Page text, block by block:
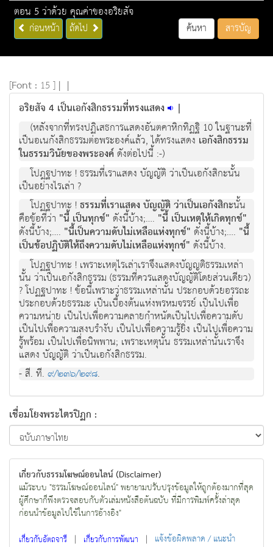
ตอน 5 ว่าด้วย คุณค่าของอริยสัจ
ก่อนหน้า ถัดไป ค้นหา สารบัญ
[Font : 15 ] | |
อริยสัจ 4 เป็นเอกังสิกธรรมที่ทรงแสดง |
(หลังจากที่ทรงปฏิเสธการแสดงอันตคาหิกทิฏฐิ 10 ในฐานะที่
เปนอเนกังสิกธรรมตอพระองคแลว, ไดทรงแสดง เอกังสิกธรรม
ในธรรมวินัยของพระองคดังตอไปนี้ :-)
โปฎฐปาทะ ! ธรรมที่เราแสดง บัญญัติ วาเปนเอกังสิกะนั้น
เปนอยางไรเลา ?
โปฏฐปาทะ !ธรรมที่เราแสดง บัญญัติ วาเปนเอกังสิกะนั้น
คือขอที่วา "นี้ เปนทุกข" ดังนี้บาง;…. "นี้ เปนเหตุใหเกิดทุกข"
ดังนี้บาง;…. "นี้เปนความดับไมเหลือแหงทุกข" ดังนี้บาง;…. "นี้
เปนขอปฏิบัติใหถึงความดับไมเหลือแหงทุกข" ดังนี้บาง.
โปฏฐปาทะ ! เพราะเหตุไรเลาเราจึงแสดงบัญญติธรรมเหลา
นั้น วาเปนเอกังสิกธรรม (ธรรมที่ควรแสดงบัญญัติโดยสวนเดียว)
? โปฏฐปาทะ ! ขอนี้เพราะวาธรรมเหลานั้น ประกอบดวยอรรถะ
ประกอบดวยธรรมะ เปนเบื้องตนแหงพรหมจรรย เปนไปเพื่อ
ความหนาย เปนไปเพื่อความคลายกําหนัดเปนไปเพื่อความดับ
เปนไปเพื่อความสงบรํางับ เปนไปเพื่อความรูยิ่ง เปนไปเพื่อความ
รูพรอม เปนไปเพื่อนิพพาน; เพราะเหตุนั้น ธรรมเหลานั้นเราจึง
แสดง บัญญัติ วาเปนเอกังสิกธรรม.
- สี. ที. ๙/๒๓๖/๒๙๘.
เชื่อมโยงพระไตรปิฏก :
เกี่ยวกับธรรมโฆษณ์ออนไลน์ (Disclaimer)
แม้ระบบ "ธรรมโฆษณ์ออนไลน์" พยายามปรับปรุงข้อมูลให้ถูกต้องมากที่สุด
ผู้ศึกษาก็พึงตรวจสอบกับตัวเล่มหนังสือต้นฉบับ ที่มีการพิมพ์ครั้งล่าสุด
ก่อนนำข้อมูลไปใช้ในการอ้างอิง"
เกี่ยวกับอัตถจารี | เกี่ยวกับการพัฒนา | แจ้งข้อผิดพลาด / แนะนำ